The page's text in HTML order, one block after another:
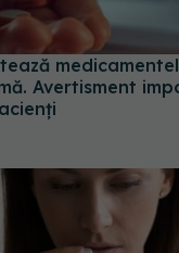
Avertisment